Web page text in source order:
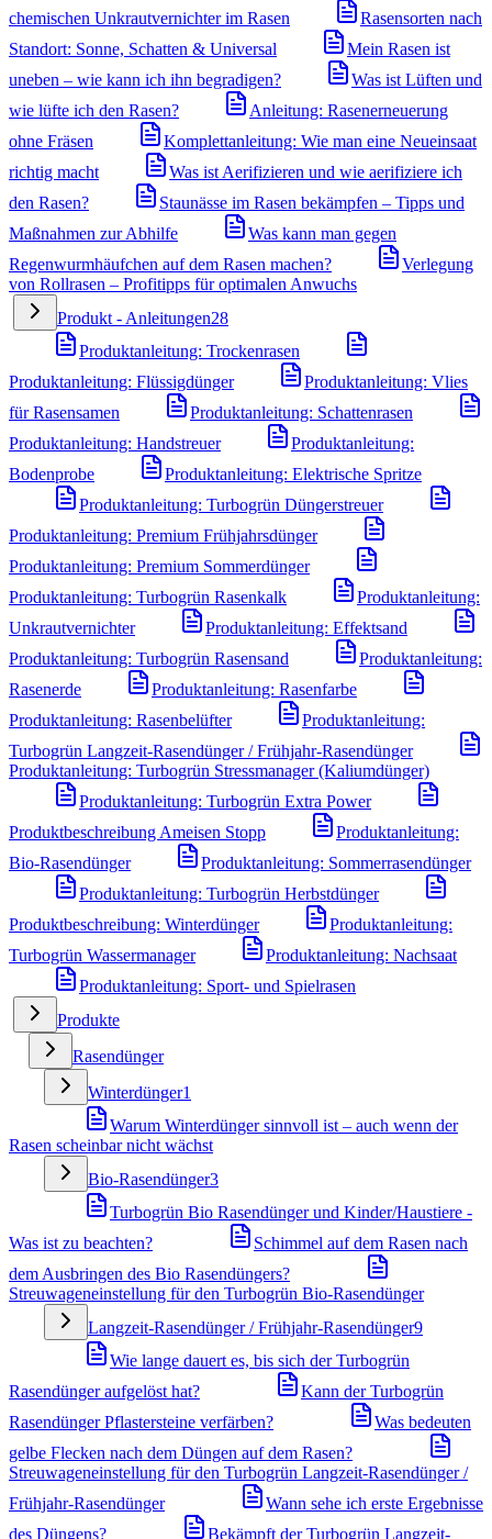
chemischen Unkrautvernichter im Rasen
Rasensorten nach
Standort: Sonne, Schatten & Universal
Mein Rasen ist
uneben – wie kann ich ihn begradigen?
Was ist Lüften und
wie lüfte ich den Rasen?
Anleitung: Rasenerneuerung
ohne Fräsen
Komplettanleitung: Wie man eine Neueinsaat
richtig macht
Was ist Aerifizieren und wie aerifiziere ich
den Rasen?
Staunässe im Rasen bekämpfen – Tipps und
Maßnahmen zur Abhilfe
Was kann man gegen
Regenwurmhäufchen auf dem Rasen machen?
Verlegung
von Rollrasen – Profitipps für optimalen Anwuchs
Produkt - Anleitungen28
Produktanleitung: Trockenrasen
Produktanleitung: Flüssigdünger
Produktanleitung: Vlies
für Rasensamen
Produktanleitung: Schattenrasen
Produktanleitung: Handstreuer
Produktanleitung:
Bodenprobe
Produktanleitung: Elektrische Spritze
Produktanleitung: Turbogrün Düngerstreuer
Produktanleitung: Premium Frühjahrsdünger
Produktanleitung: Premium Sommerdünger
Produktanleitung: Turbogrün Rasenkalk
Produktanleitung:
Unkrautvernichter
Produktanleitung: Effektsand
Produktanleitung: Turbogrün Rasensand
Produktanleitung:
Rasenerde
Produktanleitung: Rasenfarbe
Produktanleitung: Rasenbelüfter
Produktanleitung:
Turbogrün Langzeit-Rasendünger / Frühjahr-Rasendünger
Produktanleitung: Turbogrün Stressmanager (Kaliumdünger)
Produktanleitung: Turbogrün Extra Power
Produktbeschreibung Ameisen Stopp
Produktanleitung:
Bio-Rasendünger
Produktanleitung: Sommerrasendünger
Produktanleitung: Turbogrün Herbstdünger
Produktbeschreibung: Winterdünger
Produktanleitung:
Turbogrün Wassermanager
Produktanleitung: Nachsaat
Produktanleitung: Sport- und Spielrasen
Produkte
Rasendünger
Winterdünger1
Warum Winterdünger sinnvoll ist – auch wenn der
Rasen scheinbar nicht wächst
Bio-Rasendünger3
Turbogrün Bio Rasendünger und Kinder/Haustiere -
Was ist zu beachten?
Schimmel auf dem Rasen nach
dem Ausbringen des Bio Rasendüngers?
Streuwageneinstellung für den Turbogrün Bio-Rasendünger
Langzeit-Rasendünger / Frühjahr-Rasendünger9
Wie lange dauert es, bis sich der Turbogrün
Rasendünger aufgelöst hat?
Kann der Turbogrün
Rasendünger Pflastersteine verfärben?
Was bedeuten
gelbe Flecken nach dem Düngen auf dem Rasen?
Streuwageneinstellung für den Turbogrün Langzeit-Rasendünger /
Frühjahr-Rasendünger
Wann sehe ich erste Ergebnisse
des Düngens?
Bekämpft der Turbogrün Langzeit-